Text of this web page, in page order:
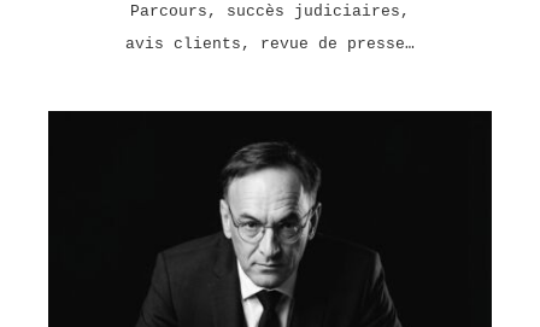
Parcours, succès judiciaires,
avis clients, revue de presse…